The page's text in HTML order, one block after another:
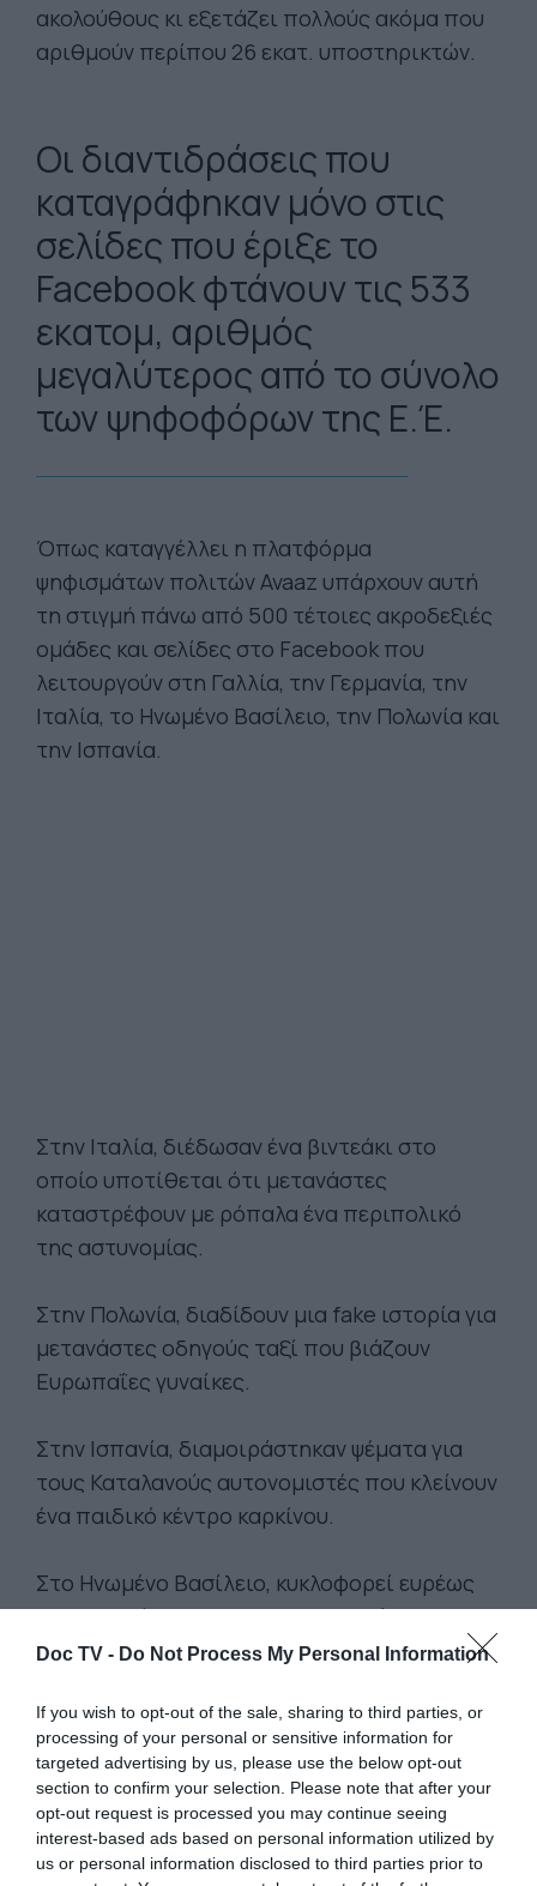
Doc TV - Do Not Process My Personal Information
If you wish to opt-out of the sale, sharing to third parties, or
processing of your personal or sensitive information for
targeted advertising by us, please use the below opt-out
section to confirm your selection. Please note that after your
opt-out request is processed you may continue seeing
interest-based ads based on personal information utilized by
us or personal information disclosed to third parties prior to
ακολούθους κι εξετάζει πολλούς ακόμα που
αριθμούν περίπου 26 εκατ. υποστηρικτών.
Οι διαντιδράσεις που
καταγράφηκαν μόνο στις
σελίδες που έριξε το
Facebook φτάνουν τις 533
εκατομ, αριθμός
μεγαλύτερος από το σύνολο
των ψηφοφόρων της Ε.Έ.
Όπως καταγγέλλει η πλατφόρμα
ψηφισμάτων πολιτών Avaaz υπάρχουν αυτή
τη στιγμή πάνω από 500 τέτοιες ακροδεξιές
ομάδες και σελίδες στο Facebook που
λειτουργούν στη Γαλλία, την Γερμανία, την
Ιταλία, το Ηνωμένο Βασίλειο, την Πολωνία και
την Ισπανία.
Στην Ιταλία, διέδωσαν ένα βιντεάκι στο
οποίο υποτίθεται ότι μετανάστες
καταστρέφουν με ρόπαλα ένα περιπολικό
της αστυνομίας.
Στην Πολωνία, διαδίδουν μια fake ιστορία για
μετανάστες οδηγούς ταξί που βιάζουν
Ευρωπαΐες γυναίκες.
Στην Ισπανία, διαμοιράστηκαν ψέματα για
τους Καταλανούς αυτονομιστές που κλείνουν
ένα παιδικό κέντρο καρκίνου.
Στο Ηνωμένο Βασίλειο, κυκλοφορεί ευρέως
μια δημοσίευση με μια φωτογραφία
αποκεφαλισμού που συνοδεύεται με τη
να επιβάλλουν τη σαρία».
Αυτά είναι μόνο μερικά παραδείγματα της
ακροδεξιάς προπαγάνδας και των Fake News
του μίσους που έχει πλημμυρίσει το